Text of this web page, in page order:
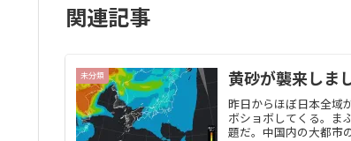
関連記事
未分類 黄砂が襲来しま
昨日からほぼ日本全域
ボショボしてくる。ま
題だ。中国内の大都市